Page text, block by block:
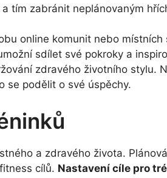
tím zabránit neplánovaným
online komunit nebo místních
sdílet své pokroky a
zdravého životního stylu.
se podělit o své úspěchy.
a zdravého života.
cílů. Nastavení cíle pro